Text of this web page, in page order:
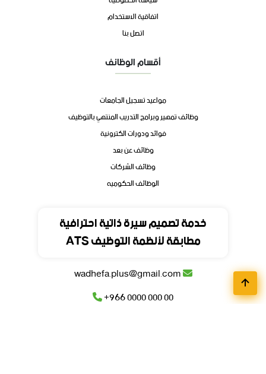
خدمة تصميم سيرة ذاتية احترافية
مطابقة لأنظمة التوظيف ATS
اتفاقية الاستخدام
اتصل بنا
أقسام الوظائف
مواعيد تسجيل الجامعات
وظائف تمهير وبرامج التدريب المنتهي بالتوظيف
فوائد ودورات الكترونية
وظائف عن بعد
وظائف الشركات
الوظائف الحكوميه
المملكة العربية السعودية
+966 0000 000 00